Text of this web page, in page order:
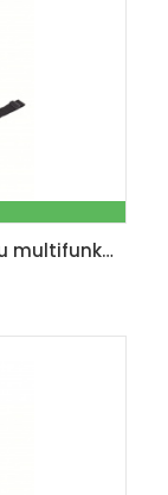
C-PHTS410-X-SET S - 20 V IXES aku multifunkční stroj 2v1 + 2Ah baterie + nabíječka 2,4 A